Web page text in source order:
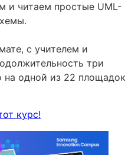
и читаем простые UML-
с учителем и
три
на одной из 22 площадок
курс!